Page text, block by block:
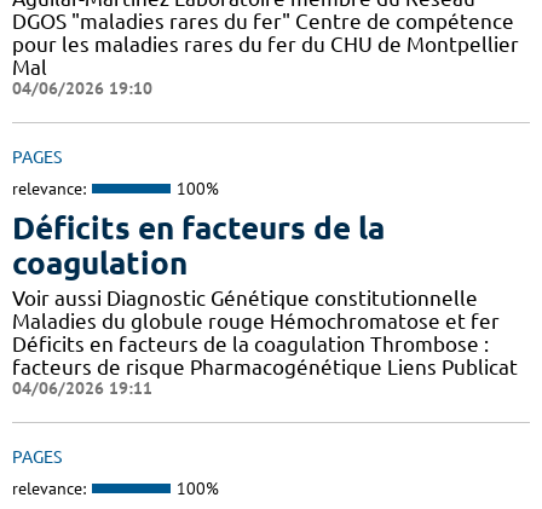
DGOS "maladies rares du fer" Centre de compétence
pour les maladies rares du fer du CHU de Montpellier
Mal
04/06/2026 19:10
PAGES
relevance: 100%
Déficits en facteurs de la
coagulation
Voir aussi Diagnostic Génétique constitutionnelle
Maladies du globule rouge Hémochromatose et fer
Déficits en facteurs de la coagulation Thrombose :
facteurs de risque Pharmacogénétique Liens Publicat
04/06/2026 19:11
PAGES
relevance: 100%